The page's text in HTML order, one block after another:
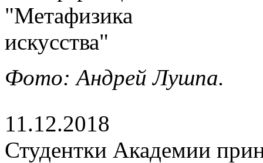
Фото: Андрей Лушпа.
11.12.2018
Студентки Академии